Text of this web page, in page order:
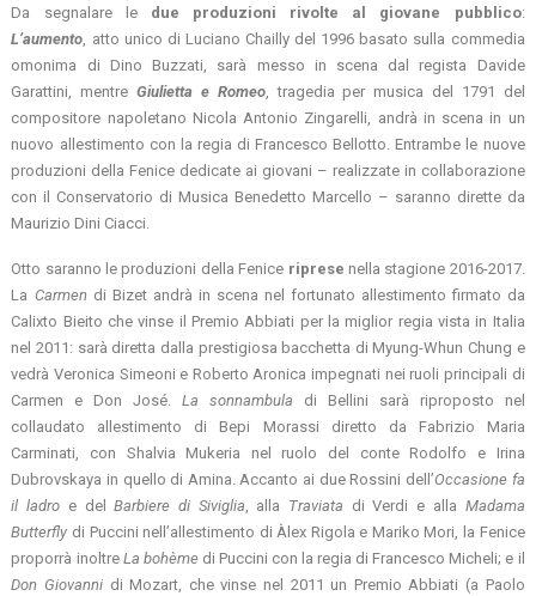
Da segnalare le due produzioni rivolte al giovane pubblico:
L’aumento, atto unico di Luciano Chailly del 1996 basato sulla commedia
omonima di Dino Buzzati, sarà messo in scena dal regista Davide
Garattini, mentreGiulietta e Romeo, tragedia per musica del 1791 del
compositore napoletano Nicola Antonio Zingarelli, andrà in scena in un
nuovo allestimento con la regia di Francesco Bellotto. Entrambe le nuove
produzioni della Fenice dedicate ai giovani – realizzate in collaborazione
con il Conservatorio di Musica Benedetto Marcello – saranno dirette da
Maurizio Dini Ciacci.
Otto saranno le produzioni della Fenice riprese nella stagione 2016-2017.
La Carmen di Bizet andrà in scena nel fortunato allestimento firmato da
Calixto Bieito che vinse il Premio Abbiati per la miglior regia vista in Italia
nel 2011: sarà diretta dalla prestigiosa bacchetta di Myung-Whun Chung e
vedrà Veronica Simeoni e Roberto Aronica impegnati nei ruoli principali di
Carmen e Don José.La sonnambula di Bellini sarà riproposto nel
collaudato allestimento di Bepi Morassi diretto da Fabrizio Maria
Carminati, con Shalvia Mukeria nel ruolo del conte Rodolfo e Irina
Dubrovskaya in quello di Amina. Accanto ai due Rossini dell’Occasione fa
il ladro e delBarbiere di Siviglia, alla Traviata di Verdi e alla Madama
Butterfly di Puccini nell’allestimento di Àlex Rigola e Mariko Mori, la Fenice
proporrà inoltre La bohème di Puccini con la regia di Francesco Micheli; e il
Don Giovanni di Mozart, che vinse nel 2011 un Premio Abbiati (a Paolo